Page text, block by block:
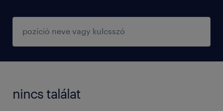
nincs találat